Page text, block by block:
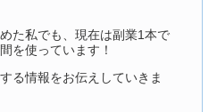
た私でも、現在は副業1本で
を使っています！
る情報をお伝えしていきま